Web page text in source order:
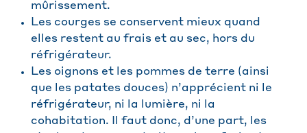
mûrissement.
Les courges se conservent mieux quand
elles restent au frais et au sec, hors du
réfrigérateur.
Les oignons et les pommes de terre (ainsi
que les patates douces) n’apprécient ni le
réfrigérateur, ni la lumière, ni la
cohabitation. Il faut donc, d’une part, les